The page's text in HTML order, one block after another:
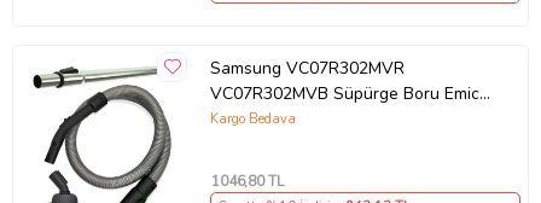
Samsung VC07R302MVR
VC07R302MVB Süpürge Boru Emici
Hortum Seti
Kargo Bedava
1046,80 TL